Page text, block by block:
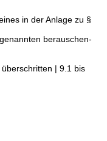
in der Anlage zu §
berauschen-
| 9.1 bis